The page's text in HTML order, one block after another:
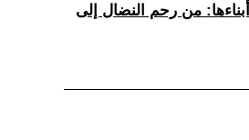
أبناءها: من رحم النضال إلى